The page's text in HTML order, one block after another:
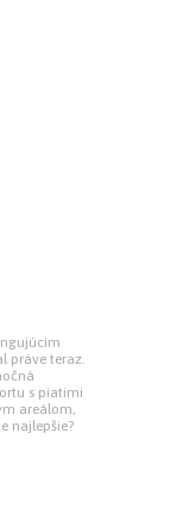
práve teraz.
s piatimi
areálom,
najlepšie?